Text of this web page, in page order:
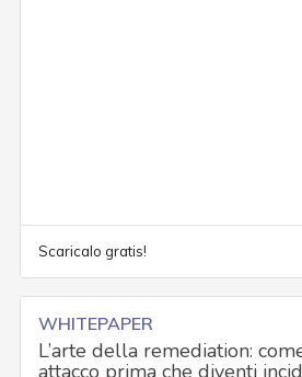
Scaricalo gratis!
WHITEPAPER
L’arte della remediation:
attacco prima che diventi